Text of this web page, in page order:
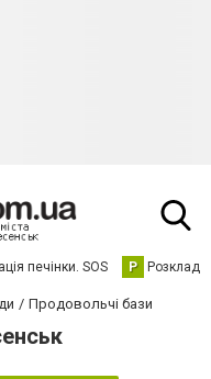
печінки. SOS Р Розклад
Продовольчі бази